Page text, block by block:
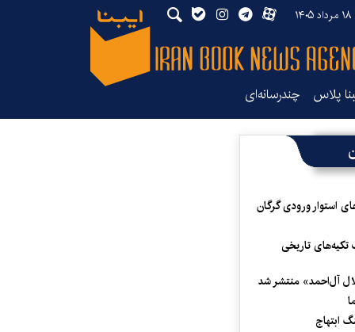
پلاس چندرسانه‌ای
استوار ورودی گرگان
تکیه‌های تاریخی
آل‌احمد» منتشر شد
ابتهاج